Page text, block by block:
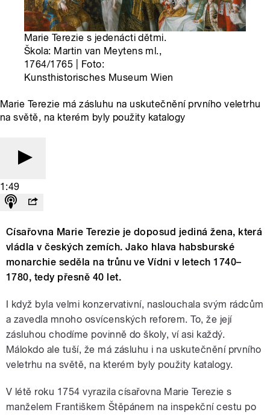
Marie Terezie s jedenácti dětmi.
Škola: Martin van Meytens ml.,
1764/1765 | Foto:
Kunsthistorisches Museum Wien
Marie Terezie má zásluhu na uskutečnění prvního veletrhu
na světě, na kterém byly použity katalogy
1:49
Císařovna Marie Terezie je doposud jediná žena, která
vládla v českých zemích. Jako hlava habsburské
monarchie seděla na trůnu ve Vídni v letech 1740–
1780, tedy přesně 40 let.
I když byla velmi konzervativní, naslouchala svým rádcům
a zavedla mnoho osvícenských reforem. To, že její
zásluhou chodíme povinně do školy, ví asi každý.
Málokdo ale tuší, že má zásluhu i na uskutečnění prvního
veletrhu na světě, na kterém byly použity katalogy.
V létě roku 1754 vyrazila císařovna Marie Terezie s
manželem Františkem Štěpánem na inspekční cestu po